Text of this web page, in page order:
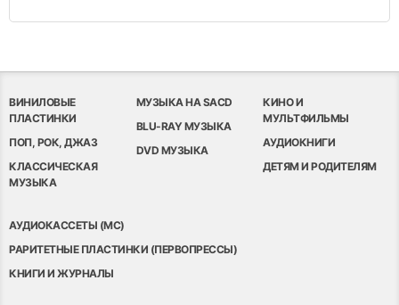
ВИНИЛОВЫЕ
ПЛАСТИНКИ
ПОП, РОК, ДЖАЗ
КЛАССИЧЕСКАЯ
МУЗЫКА
МУЗЫКА НА SACD
BLU-RAY МУЗЫКА
DVD МУЗЫКА
КИНО И
МУЛЬТФИЛЬМЫ
АУДИОКНИГИ
ДЕТЯМ И РОДИТЕЛЯМ
АУДИОКАССЕТЫ (MC)
РАРИТЕТНЫЕ ПЛАСТИНКИ (ПЕРВОПРЕССЫ)
КНИГИ И ЖУРНАЛЫ